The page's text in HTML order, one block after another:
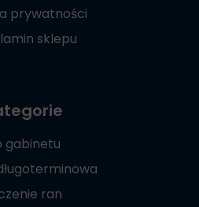
prywatności
sklepu
gabinetu
ran